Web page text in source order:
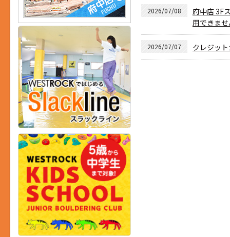
2026/07/08
府中店 3F
用できま
2026/07/07 クレジッ